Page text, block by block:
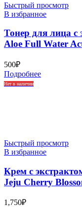
Быстрый просмотр
В избранное
Тонер для лица
Aloe Full Water
500₽
Подробнее
Нет в наличии
Быстрый просмотр
В избранное
Крем с
Jeju Cherry
1,750₽